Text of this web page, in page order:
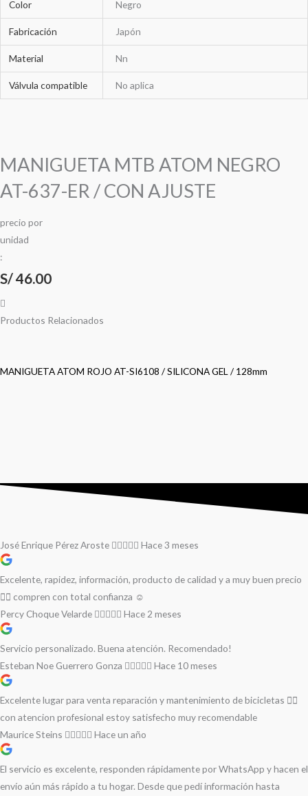
Color Negro
Fabricación Japón
Material Nn
Válvula compatible No aplica
MANIGUETA MTB ATOM NEGRO
AT-637-ER / CON AJUSTE
precio por
unidad
:
S/46.00
Productos Relacionados
MANIGUETA ATOM ROJO AT-SI6108 / SILICONA GEL / 128mm
José Enrique Pérez Aroste Hace 3 meses
Excelente, rapidez, información, producto de calidad y a muy buen precio
👌🏻 compren con total confianza ☺️
Percy Choque Velarde
Hace 2 meses
Servicio personalizado. Buena atención. Recomendado!
Esteban Noe Guerrero Gonza
Hace 10 meses
Excelente lugar para venta reparación y mantenimiento de bicicletas 🚵‍♀️
con atencion profesional estoy satisfecho muy recomendable
Maurice Steins
Hace un año
El servicio es excelente, responden rápidamente por WhatsApp y hacen el
envío aún más rápido a tu hogar. Desde que pedí información hasta